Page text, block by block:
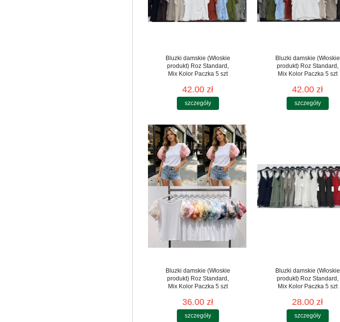
Bluzki damskie (Włoskie
produkt) Roz Standard,
Mix Kolor Paczka 5 szt
42.00 zł
szczegóły
Bluzki damskie (Włoskie
produkt) Roz Standard,
Mix Kolor Paczka 5 szt
42.00 zł
szczegóły
Bluzki damskie (Włoskie
produkt) Roz Standard,
Mix Kolor Paczka 5 szt
36.00 zł
szczegóły
Bluzki damskie (Włoskie
produkt) Roz Standard,
Mix Kolor Paczka 5 szt
28.00 zł
szczegóły